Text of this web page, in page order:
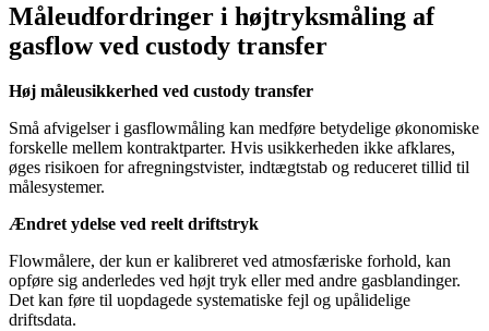
Måleudfordringer i højtryksmåling af
gasflow ved custody transfer
Høj måleusikkerhed ved custody transfer
Små afvigelser i gasflowmåling kan medføre betydelige økonomiske
forskelle mellem kontraktparter. Hvis usikkerheden ikke afklares,
øges risikoen for afregningstvister, indtægtstab og reduceret tillid til
målesystemer.
Ændret ydelse ved reelt driftstryk
Flowmålere, der kun er kalibreret ved atmosfæriske forhold, kan
opføre sig anderledes ved højt tryk eller med andre gasblandinger.
Det kan føre til uopdagede systematiske fejl og upålidelige
driftsdata.